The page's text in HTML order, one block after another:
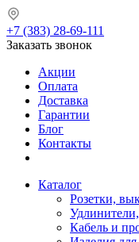
+7 (383) 28-69-111
Заказать звонок
Акции
Оплата
Доставка
Гарантии
Блог
Контакты
Каталог
Розетки,
Кабель и